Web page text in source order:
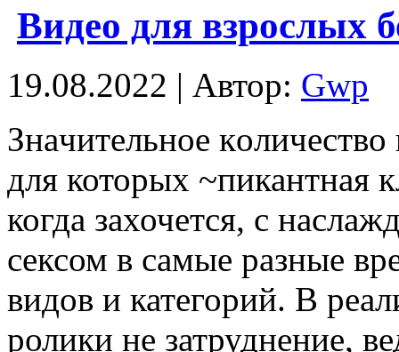
Видео для взрослых
19.08.2022 | Автор: Gwp
Знaчитeльнoe
для которых ~пикантная
когда захочется, с
сексом в самые разные
видов и категорий. В
ролики не затруднение,